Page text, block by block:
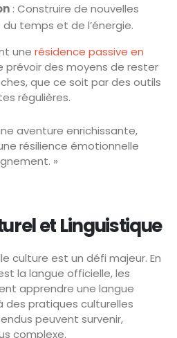
: Construire de nouvelles
temps et de l’énergie.
une résidence passive en
prévoir des moyens de rester
que ce soit par des outils
régulières.
aventure enrichissante,
résilience émotionnelle
»
et Linguistique
culture est un défi majeur. En
la langue officielle, les
apprendre une langue
des pratiques culturelles
peuvent survenir,
complexe.